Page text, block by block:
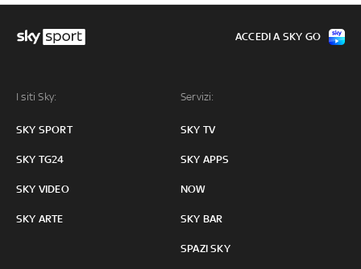
I siti Sky:
SKY SPORT
SKY TG24
SKY VIDEO
SKY ARTE
Servizi:
SKY TV
SKY APPS
NOW
SKY BAR
SPAZI SKY
ACCEDI A SKY GO